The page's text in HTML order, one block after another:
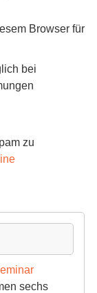
Browser für
bei
zu
sechs